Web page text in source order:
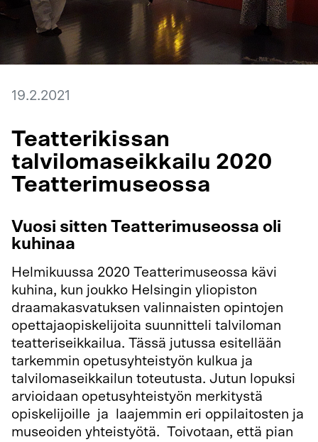
19.2.2021
Teatterikissan
talvilomaseikkailu 2020
Teatterimuseossa
Vuosi sitten Teatterimuseossa oli
kuhinaa
Helmikuussa 2020 Teatterimuseossa kävi
kuhina, kun joukko Helsingin yliopiston
draamakasvatuksen valinnaisten opintojen
opettajaopiskelijoita suunnitteli talviloman
teatteriseikkailua. Tässä jutussa esitellään
tarkemmin opetusyhteistyön kulkua ja
talvilomaseikkailun toteutusta. Jutun lopuksi
arvioidaan opetusyhteistyön merkitystä
opiskelijoille ja laajemmin eri oppilaitosten ja
museoiden yhteistyötä. Toivotaan, että pian